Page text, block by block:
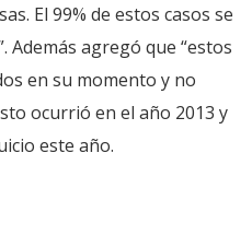
El 99% de estos casos se
Además agregó que “estos
en su momento y no
ocurrió en el año 2013 y
este año.